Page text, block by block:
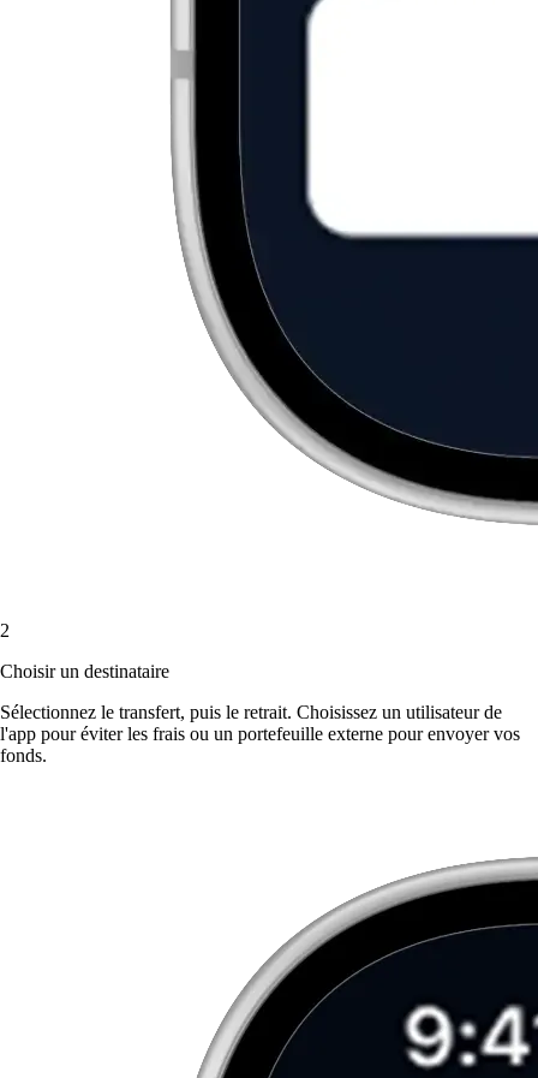
2
Choisir un destinataire
Sélectionnez le transfert, puis le retrait. Choisissez un utilisateur de
l'app pour éviter les frais ou un portefeuille externe pour envoyer vos
fonds.